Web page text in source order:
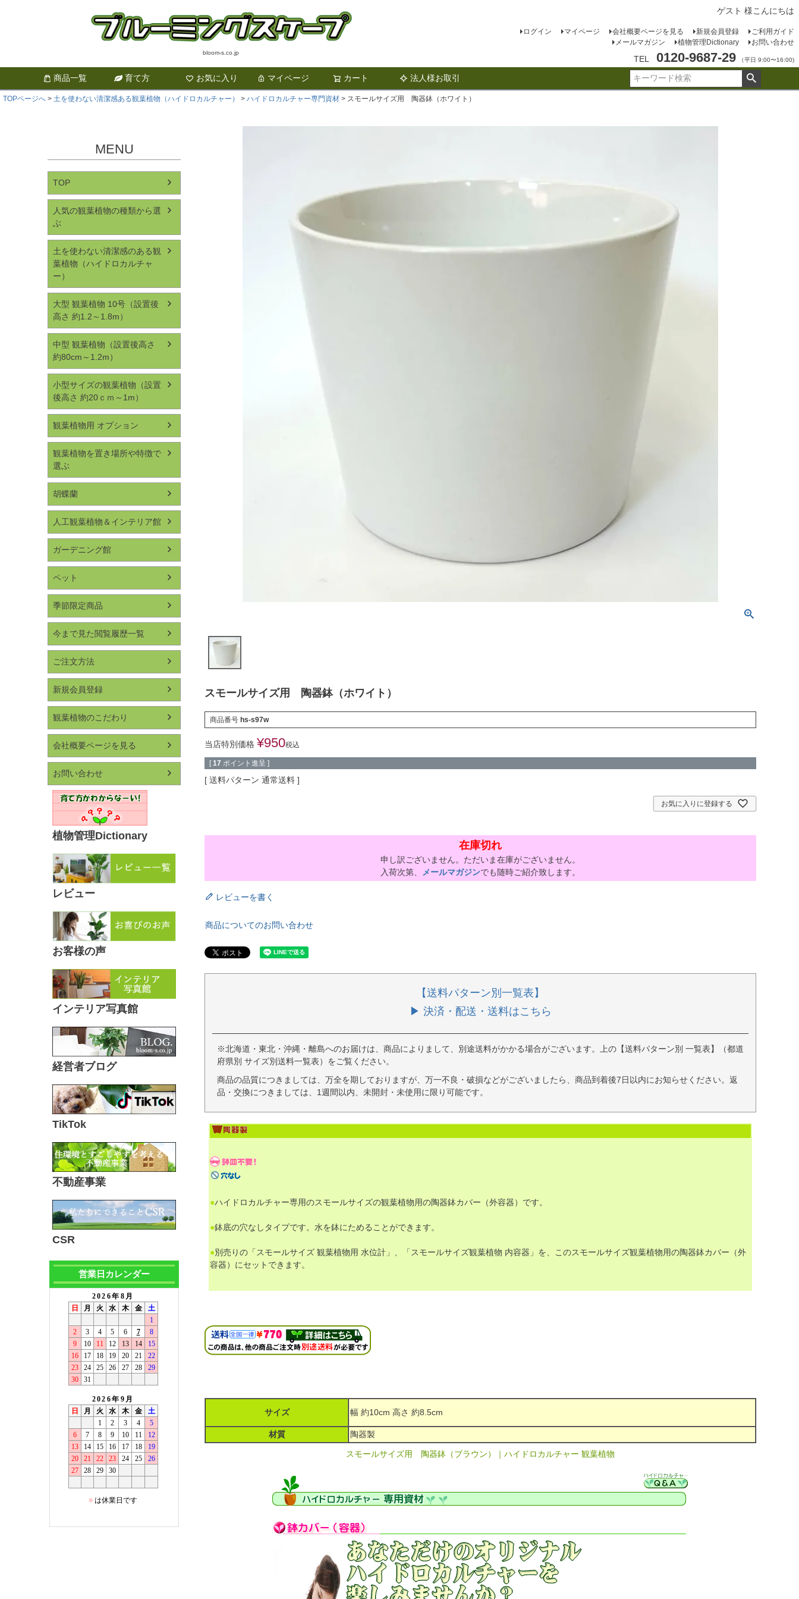
bloom-s.co.jp
ゲスト 様こんにちは
ログイン マイページ 会社概要ページを見る 新規会員登録
ご利用ガイド
メールマガジン
植物管理Dictionary お問い合わせ
TEL 0120-9687-29 （平日 9:00〜16:00)
商品一覧 育て方 お気に入り マイページ カート 法人様お取引
検索
TOPページへ 土を使わない清潔感ある観葉植物（ハイドロカルチャー） ハイドロカルチャー専門資材 スモールサイズ用 陶器鉢（ホワイト）
MENU
TOP
人気の観葉植物の種類から選
ぶ
土を使わない清潔感のある観
葉植物（ハイドロカルチャ
ー）
大型 観葉植物 10号（設置後
高さ 約1.2～1.8m）
中型 観葉植物（設置後高さ
約80cm～1.2m）
小型サイズの観葉植物（設置
後高さ 約20ｃｍ～1m）
観葉植物用 オプション
観葉植物を置き場所や特徴で
選ぶ
胡蝶蘭
人工観葉植物＆インテリア館
ガーデニング館
ペット
季節限定商品
今まで見た閲覧履歴一覧
ご注文方法
新規会員登録
観葉植物のこだわり
会社概要ページを見る
お問い合わせ
植物管理Dictionary
レビュー
お客様の声
インテリア写真館
経営者ブログ
TikTok
不動産事業
CSR
営業日カレンダー
スモールサイズ用 陶器鉢（ホワイト）
商品番号 hs-s97w
当店特別価格 ¥950税込
[ 17 ポイント進呈 ]
送料パターン 通常送料
お気に入りに登録する
在庫切れ
申し訳ございません。ただいま在庫がございません。
入荷次第、
メールマガジンでも随時ご紹介致します。
レビューを書く
商品についてのお問い合わせ
【送料パターン別一覧表】
▶ 決済・配送・送料はこちら
※北海道・東北・沖縄・離島へのお届けは、商品によりまして、別途送料がかかる場合がございます。上の【送料パターン別 一覧表】（都道
府県別 サイズ別送料一覧表）をご覧ください。
商品の品質につきましては、万全を期しておりますが、万一不良・破損などがございましたら、商品到着後7日以内にお知らせください。返
品・交換につきましては、1週間以内、未開封・未使用に限り可能です。
●ハイドロカルチャー専用のスモールサイズの観葉植物用の陶器鉢カバー（外容器）です。
●鉢底の穴なしタイプです。水を鉢にためることができます。
●別売りの「スモールサイズ 観葉植物用 水位計」、「スモールサイズ観葉植物 内容器」を、このスモールサイズ観葉植物用の陶器鉢カバー（外
容器）にセットできます。
サイズ 幅 約10cm 高さ 約8.5cm
材質 陶器製
スモールサイズ用 陶器鉢（ブラウン）｜ハイドロカルチャー 観葉植物